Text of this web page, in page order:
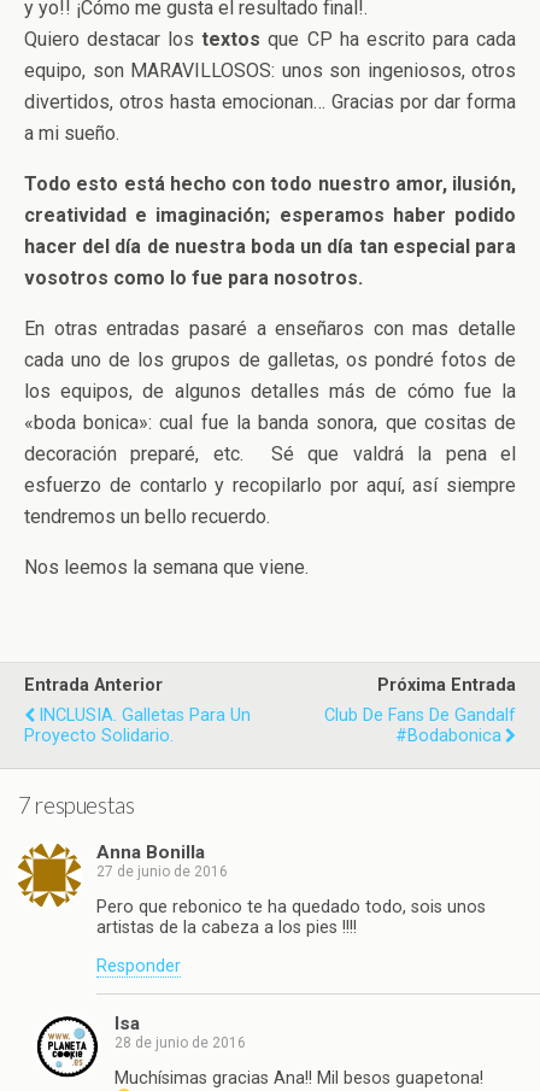
y yo!! ¡Cómo me gusta el resultado final!.
Quiero destacar lostextos que CP ha escrito para cada
equipo, son MARAVILLOSOS: unos son ingeniosos, otros
divertidos, otros hasta emocionan… Gracias por dar forma
a mi sueño.
Todo esto está hecho con todo nuestro amor, ilusión,
creatividad e imaginación; esperamos haber podido
hacer del día de nuestra boda un día tan especial para
vosotros como lo fue para nosotros.
En otras entradas pasaré a enseñaros con mas detalle
cada uno de los grupos de galletas, os pondré fotos de
los equipos, de algunos detalles más de cómo fue la
«boda bonica»: cual fue la banda sonora, que cositas de
decoración preparé, etc. Sé que valdrá la pena el
esfuerzo de contarlo y recopilarlo por aquí, así siempre
tendremos un bello recuerdo.
Nos leemos la semana que viene.
Entrada Anterior
INCLUSIA. Galletas Para Un
Proyecto Solidario.
Próxima Entrada
Club De Fans De Gandalf
#bodabonica
7 respuestas
Anna Bonilla
27 de junio de 2016
Pero que rebonico te ha quedado todo, sois unos
artistas de la cabeza a los pies !!!!
Responder
Isa
28 de junio de 2016
Muchísimas gracias Ana!! Mil besos guapetona!